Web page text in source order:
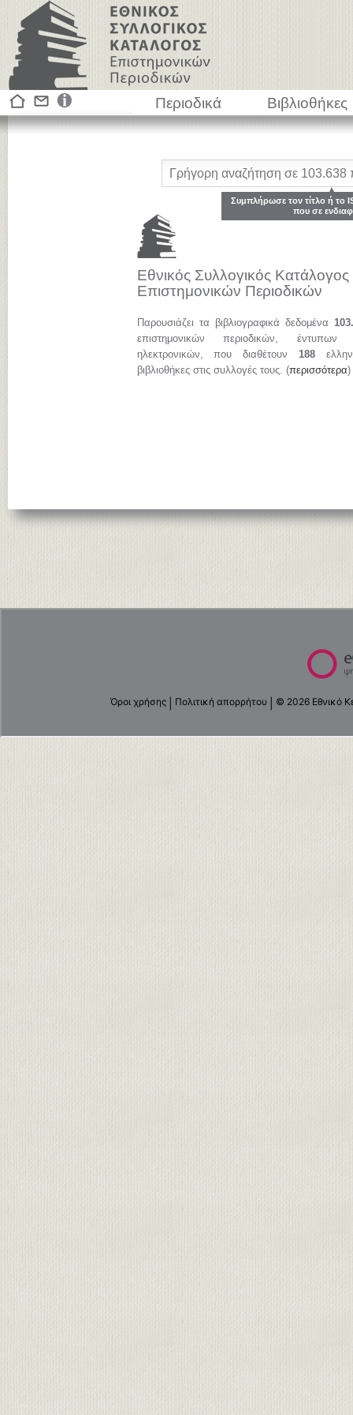
Περιοδικά Βιβλιοθήκες
Εθνικός Συλλογικός Κατάλογος
Επιστημονικών Περιοδικών
Παρουσιάζει τα βιβλιογραφικά δεδομένα
επιστημονικών περιοδικών, έντυπων
ηλεκτρονικών, που διαθέτουν 188
βιβλιοθήκες στις συλλογές τους. (περισσότερα)
Συμπλήρωσε τον τίτλο ή το
που σε